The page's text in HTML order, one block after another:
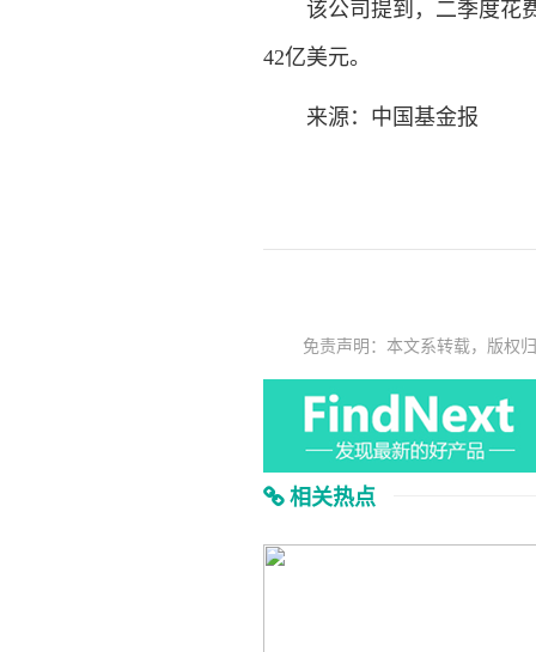
该公司提到，二季度花费
42亿美元。
来源：中国基金报
免责声明：本文系转载，版权
相关热点